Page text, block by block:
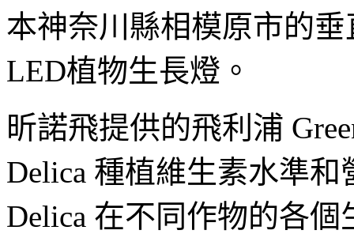
本神奈川縣相模原市的
LED植物生長燈。
昕諾飛提供的飛利浦
Delica 種植維生素水準
Delica 在不同作物的各